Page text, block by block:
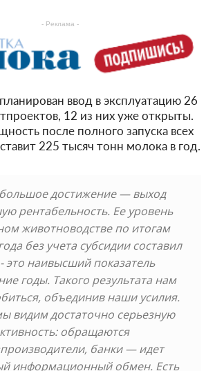
- Реклама -
ввод в эксплуатацию 26
12 из них уже открыты.
после полного запуска всех
225 тысяч тонн молока в год.
достижение — выход
рентабельность. Ее уровень
животноводстве по итогам
без учета субсидии составил
это наивысший показатель
годы. Такого результата нам
объединив наши усилия.
видим достаточно серьезную
обращаются
банки — идет
информационный обмен. Есть